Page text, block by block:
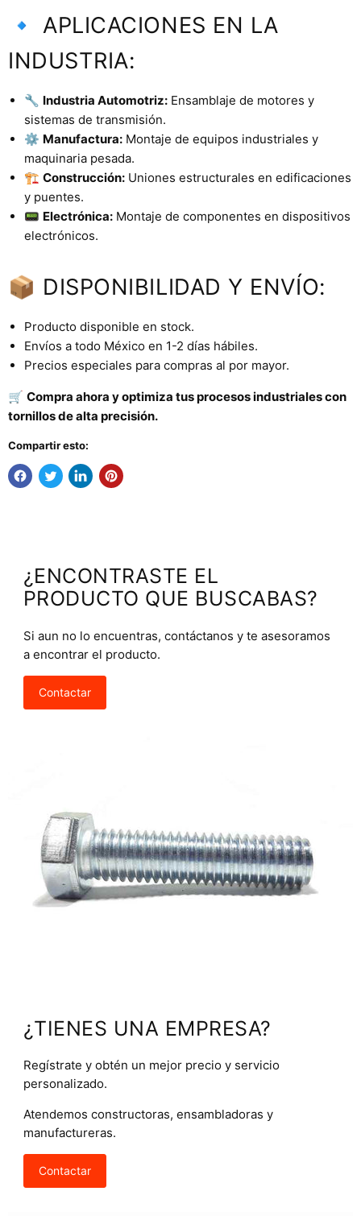
🔹 APLICACIONES EN LA
INDUSTRIA:
🔧 Industria Automotriz: Ensamblaje de motores y
sistemas de transmisión.
⚙️ Manufactura: Montaje de equipos industriales y
maquinaria pesada.
🏗️ Construcción: Uniones estructurales en edificaciones
y puentes.
📟 Electrónica: Montaje de componentes en dispositivos
electrónicos.
📦 DISPONIBILIDAD Y ENVÍO:
Producto disponible en stock.
Envíos a todo México en 1-2 días hábiles.
Precios especiales para compras al por mayor.
🛒 Compra ahora y optimiza tus procesos industriales con
tornillos de alta precisión.
Compartir esto:
¿ENCONTRASTE EL
PRODUCTO QUE BUSCABAS?
Si aun no lo encuentras, contáctanos y te asesoramos
a encontrar el producto.
Contactar
¿TIENES UNA EMPRESA?
Regístrate y obtén un mejor precio y servicio
personalizado.
Atendemos constructoras, ensambladoras y
manufactureras.
Contactar